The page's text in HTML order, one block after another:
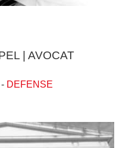
| AVOCAT
DEFENSE